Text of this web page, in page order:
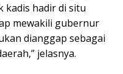
kadis hadir di situ
mewakili gubernur
dianggap sebagai
jelasnya.